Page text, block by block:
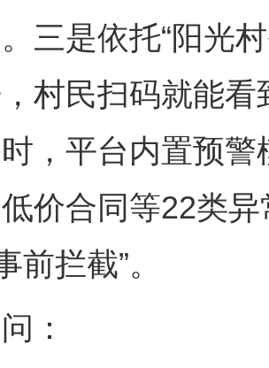
三是依托“阳光
村民扫码就能
，平台内置预
价合同等22类
前拦截”。
：